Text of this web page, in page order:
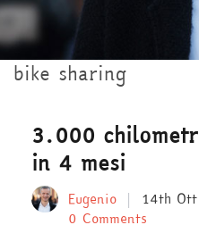
bike sharing
3.000
in 4 mesi
Eugenio 14th
0 Comments